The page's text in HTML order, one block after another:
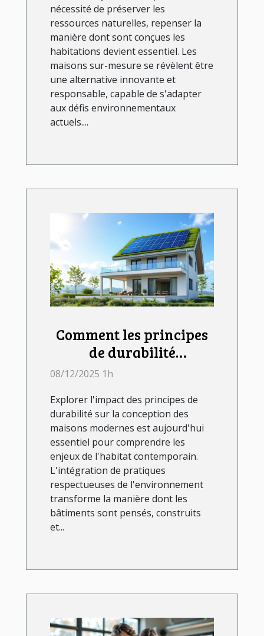
nécessité de préserver les
ressources naturelles, repenser la
manière dont sont conçues les
habitations devient essentiel. Les
maisons sur-mesure se révèlent être
une alternative innovante et
responsable, capable de s'adapter
aux défis environnementaux
actuels....
Comment les principes
de durabilité
influencent-ils la
modernes ?
08/12/2025 1h
Explorer l'impact des principes de
durabilité sur la conception des
maisons modernes est aujourd'hui
essentiel pour comprendre les
enjeux de l'habitat contemporain.
L'intégration de pratiques
respectueuses de l'environnement
transforme la manière dont les
bâtiments sont pensés, construits
et...